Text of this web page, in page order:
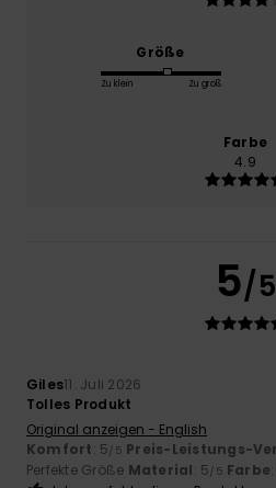
Größe
Zu klein Zu groß
Farbe
4.9
5/5
Giles11. Juli 2026
Tolles Produkt
Original anzeigen - English
Komfort: 5/5 Preis-Leistungs-
Perfekte Größe Material: 5/5 Farbe